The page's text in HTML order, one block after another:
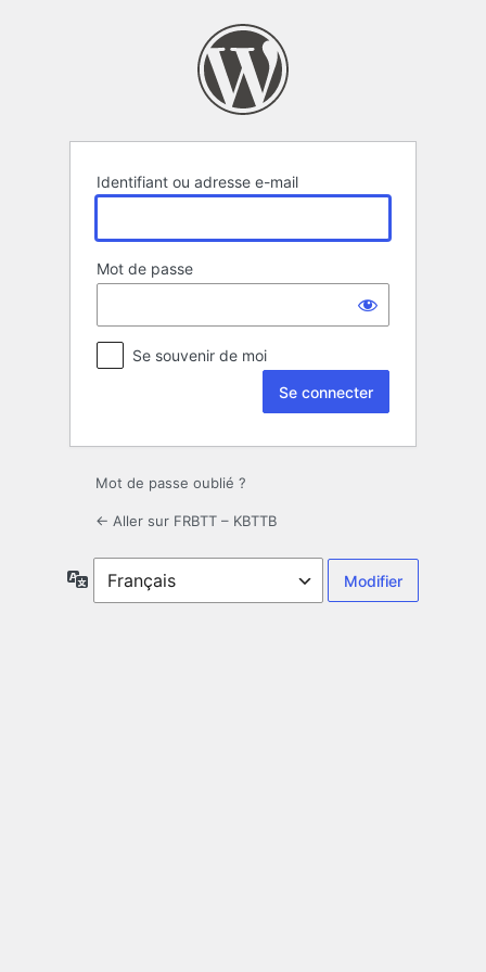
Identifiant ou adresse e-mail
Mot de passe
Se souvenir de moi
Mot de passe oublié ?
← Aller sur FRBTT – KBTTB
Langue